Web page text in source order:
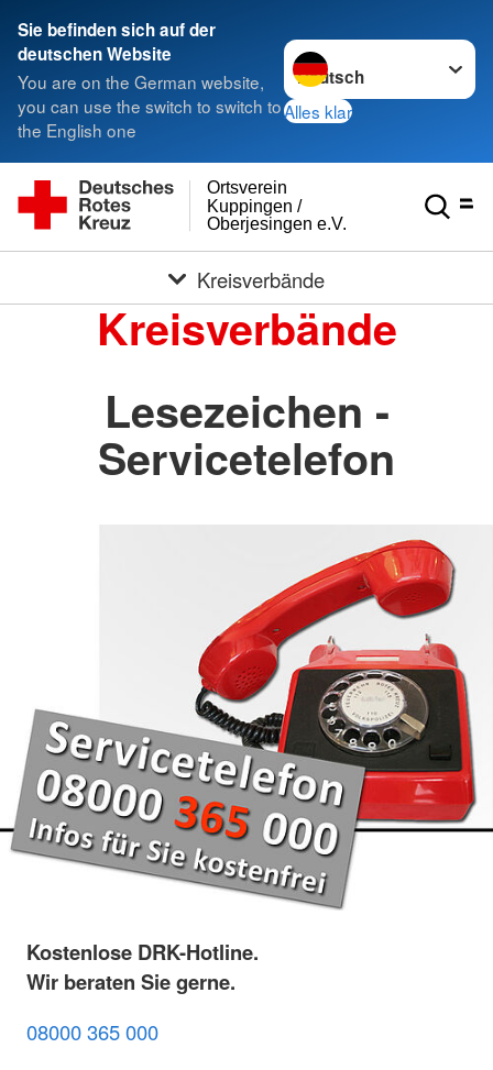
Sie befinden sich auf der
deutschen Website
You are on the German website,
you can use the switch to switch to
the English one
Sprache wechseln zu
Alles klar
Oberjesingen e.V.
Kuppingen /
Ortsverein
Kreisverbände
Kreisverbände
Lesezeichen -
Servicetelefon
Kostenlose DRK-Hotline.
Wir beraten Sie gerne.
08000 365 000